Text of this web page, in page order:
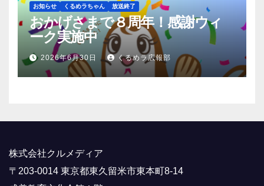
お知らせ くるめラちゃん 放送終了
おかげさまで８周年！感謝ウィ
ーク実施中
2026年6月30日 くるめラ広報部
株式会社クルメディア
〒203-0014 東京都東久留米市東本町8-14